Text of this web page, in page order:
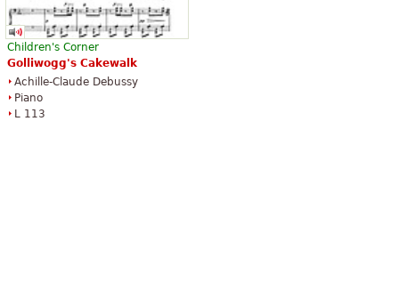
Children's Corner
Golliwogg's Cakewalk
Achille-Claude Debussy
Piano
L 113